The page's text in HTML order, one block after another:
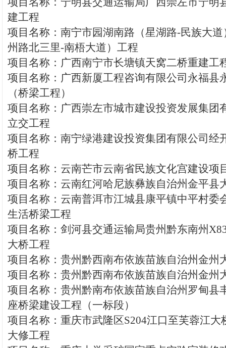
建工程
项目名称：南宁市园湖南路（星湖路-民族大
州路北三里-南梧大道）工程
项目名称：广西南宁市长塘镇天窝二桥重建工
项目名称：广西新厦工程咨询有限公司永福
（桥梁工程）
项目名称：广西崇左市城市建设投资发展集团
立交工程
项目名称：南宁绿港建设投资集团有限公司经
桥工程
项目名称：云南芒市云南省民族文化宫建设项
项目名称：云南红河哈尼族彝族自治州金平县
项目名称：云南普洱市江城县康平镇中平村委
生活桥梁工程
项目名称：剑河县交通运输局贵州黔东南州
大桥工程
项目名称：贵州黔西南布依族苗族自治州金州
项目名称：贵州黔西南布依族苗族自治州金州
项目名称：贵州黔南布依族苗族自治州罗甸县
座桥梁建设工程（一标段）
项目名称：重庆市武隆区S204江口至芙蓉江大
大修工程